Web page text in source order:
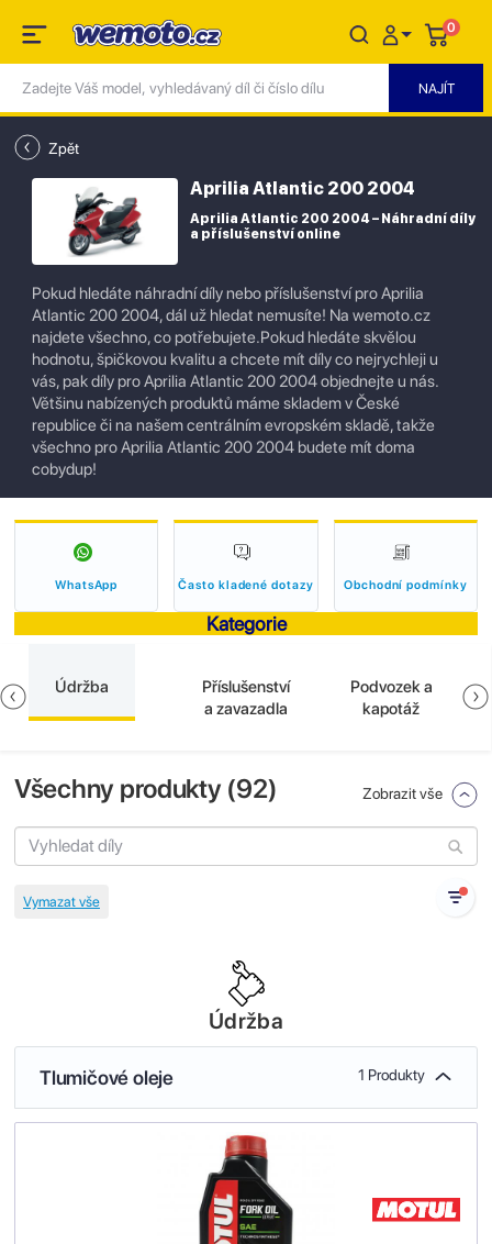
0
Zpět
Aprilia Atlantic 200 2004
Aprilia Atlantic 200 2004 – Náhradní díly
a příslušenství online
Pokud hledáte náhradní díly nebo příslušenství pro Aprilia
Atlantic 200 2004, dál už hledat nemusíte! Na wemoto.cz
najdete všechno, co potřebujete.Pokud hledáte skvělou
hodnotu, špičkovou kvalitu a chcete mít díly co nejrychleji u
vás, pak díly pro Aprilia Atlantic 200 2004 objednejte u nás.
Většinu nabízených produktů máme skladem v České
republice či na našem centrálním evropském skladě, takže
všechno pro Aprilia Atlantic 200 2004 budete mít doma
cobydup!
WhatsApp Často kladené dotazy Obchodní podmínky
Kategorie
Údržba
Příslušenství
a zavazadla
Podvozek a
kapotáž
Všechny produkty (92) Zobrazit vše
Údržba
Tlumičové oleje 1 Produkty